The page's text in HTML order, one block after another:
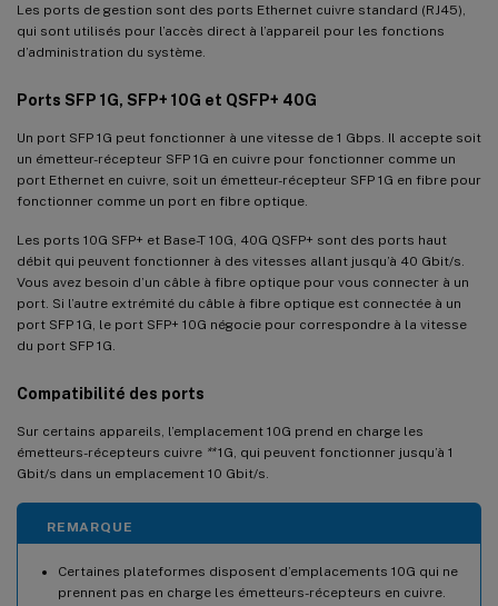
Les ports de gestion sont des ports Ethernet cuivre standard (RJ45),
qui sont utilisés pour l’accès direct à l’appareil pour les fonctions
d’administration du système.
Ports SFP 1G, SFP+ 10G et QSFP+ 40G
Un port SFP 1G peut fonctionner à une vitesse de 1 Gbps. Il accepte soit
un émetteur-récepteur SFP 1G en cuivre pour fonctionner comme un
port Ethernet en cuivre, soit un émetteur-récepteur SFP 1G en fibre pour
fonctionner comme un port en fibre optique.
Les ports 10G SFP+ et Base-T 10G, 40G QSFP+ sont des ports haut
débit qui peuvent fonctionner à des vitesses allant jusqu’à 40 Gbit/s.
Vous avez besoin d’un câble à fibre optique pour vous connecter à un
port. Si l’autre extrémité du câble à fibre optique est connectée à un
port SFP 1G, le port SFP+ 10G négocie pour correspondre à la vitesse
du port SFP 1G.
Compatibilité des ports
Sur certains appareils, l’emplacement 10G prend en charge les
émetteurs-récepteurs cuivre **1G, qui peuvent fonctionner jusqu’à 1
Gbit/s dans un emplacement 10 Gbit/s.
REMARQUE
Certaines plateformes disposent d’emplacements 10G qui ne
prennent pas en charge les émetteurs-récepteurs en cuivre.